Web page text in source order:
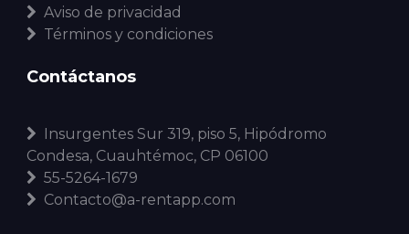
Aviso de privacidad
Términos y condiciones
Contáctanos
Insurgentes Sur 319, piso 5, Hipódromo
Condesa, Cuauhtémoc, CP 06100
55-5264-1679
Contacto@a-rentapp.com